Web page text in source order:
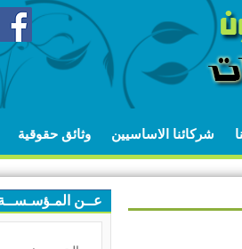
شركائنا الاساسيين وثائق حقوقية
عــن المـؤسـســة